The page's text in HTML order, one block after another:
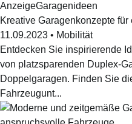
AnzeigeGaragenideen
Kreative Garagenkonzepte für
11.09.2023 • Mobilität
Entdecken Sie inspirierende
von platzsparenden Duplex-
Doppelgaragen. Finden Sie
Fahrzeugunt...